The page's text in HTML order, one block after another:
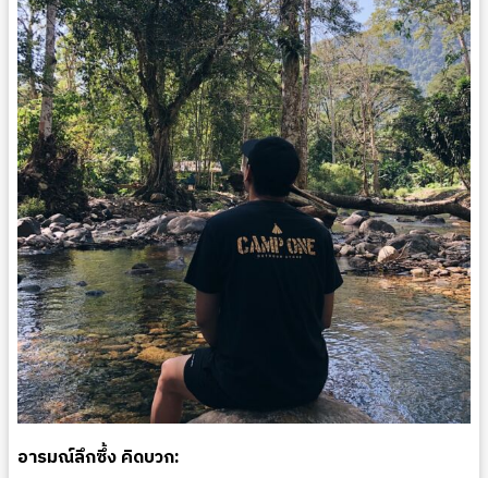
อารมณ์ลึกซึ้ง คิดบวก: